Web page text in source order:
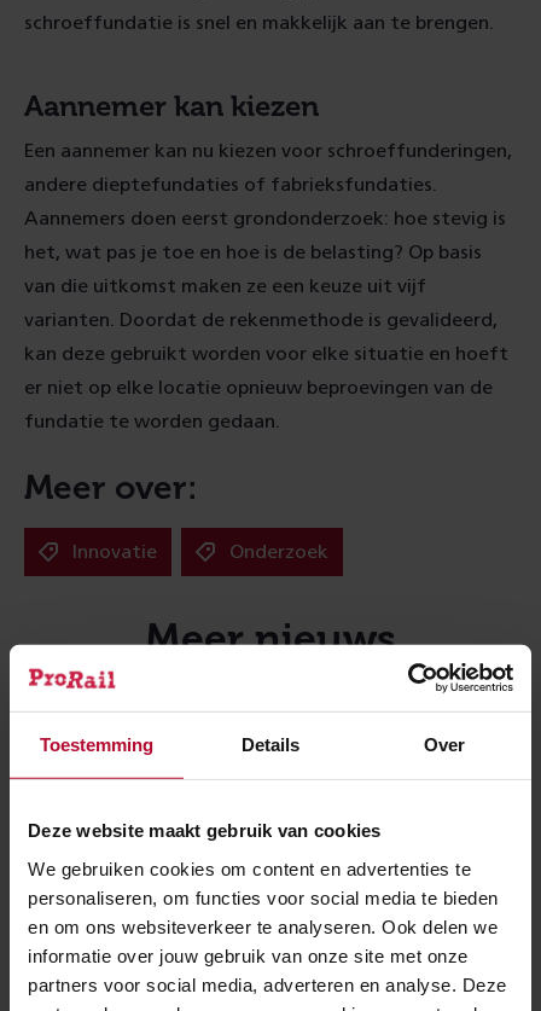
Toestemming Details Over
Deze website maakt gebruik van cookies
We gebruiken cookies om content en advertenties te
personaliseren, om functies voor social media te bieden
en om ons websiteverkeer te analyseren. Ook delen we
informatie over jouw gebruik van onze site met onze
partners voor social media, adverteren en analyse. Deze
schroeffundatie is snel en makkelijk aan te brengen.
Aannemer kan kiezen
Een aannemer kan nu kiezen voor schroeffunderingen,
andere dieptefundaties of fabrieksfundaties.
Aannemers doen eerst grondonderzoek: hoe stevig is
het, wat pas je toe en hoe is de belasting? Op basis
van die uitkomst maken ze een keuze uit vijf
varianten. Doordat de rekenmethode is gevalideerd,
kan deze gebruikt worden voor elke situatie en hoeft
er niet op elke locatie opnieuw beproevingen van de
fundatie te worden gedaan.
Meer over:
Innovatie Onderzoek
Meer nieuws